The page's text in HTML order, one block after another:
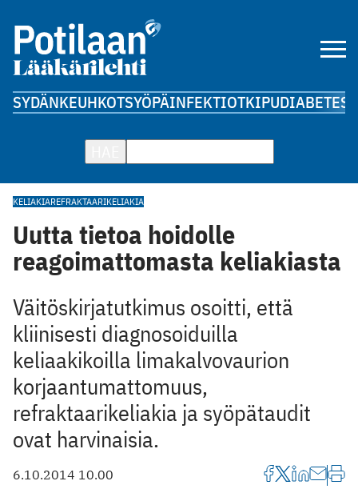
SYDÄNKEUHKOTSYÖPÄINFEKTIOTKIPUDIABETES
KELIAKIAREFRAKTAARIKELIAKIA
Uutta tietoa hoidolle
reagoimattomasta keliakiasta
Väitöskirjatutkimus osoitti, että
kliinisesti diagnosoiduilla
keliaakikoilla limakalvovaurion
korjaantumattomuus,
refraktaarikeliakia ja syöpätaudit
ovat harvinaisia.
6.10.2014 10.00